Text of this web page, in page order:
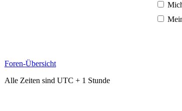
Foren-Übersicht
Alle Zeiten sind UTC + 1 Stunde